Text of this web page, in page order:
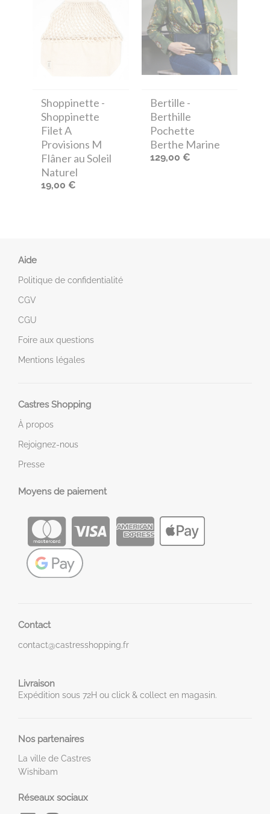
Shoppinette -
Shoppinette
Filet A
Provisions M
Flâner au Soleil
Naturel
19,00 €
Bertille -
Berthille
Pochette
Berthe Marine
129,00 €
Aide
Politique de confidentialité
CGV
CGU
Foire aux questions
Mentions légales
Castres Shopping
À propos
Rejoignez-nous
Presse
Moyens de paiement
Contact
contact@castresshopping.fr
Livraison
Expédition sous 72H ou click & collect en magasin.
Nos partenaires
La ville de Castres
Wishibam
Réseaux sociaux